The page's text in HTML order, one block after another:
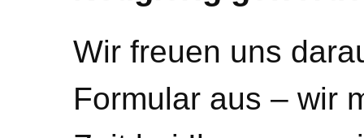
Wir freuen uns
Formular aus – wir